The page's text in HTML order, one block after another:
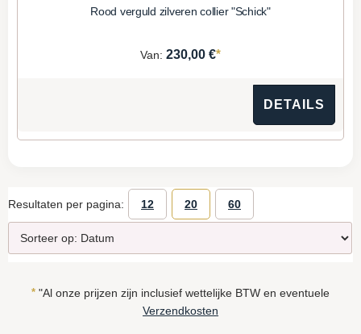
Rood verguld zilveren collier "Schick"
Van: 230,00 €*
DETAILS
Resultaten per pagina: 12 20 60
* "Al onze prijzen zijn inclusief wettelijke BTW en eventuele
Verzendkosten